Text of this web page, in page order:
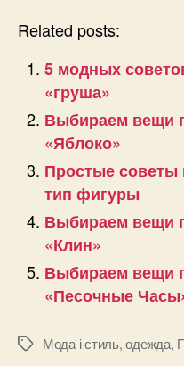
Related posts:
5 модных
«груша»
Выбираем вещи
«Яблоко»
Простые
тип фигуры
Выбираем вещи
«Клин»
Выбираем вещи
«Песочные
ПозначкиМода і стиль,одежда,